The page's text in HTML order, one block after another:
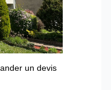
un devis